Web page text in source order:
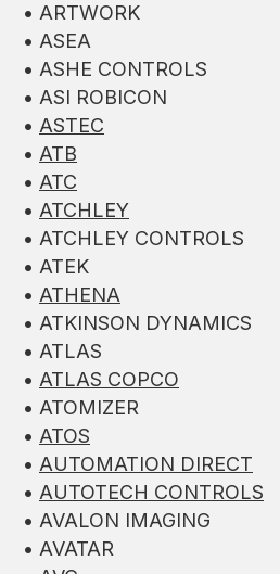
• ARTWORK
• ASEA
• ASHE CONTROLS
• ASI ROBICON
• ASTEC
• ATB
• ATC
• ATCHLEY
• ATCHLEY CONTROLS
• ATEK
• ATHENA
• ATKINSON DYNAMICS
• ATLAS
• ATLAS COPCO
• ATOMIZER
• ATOS
• AUTOMATION DIRECT
• AUTOTECH CONTROLS
• AVALON IMAGING
• AVATAR